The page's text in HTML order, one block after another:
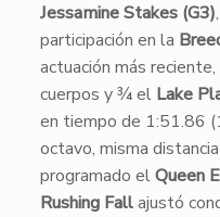
Jessamine Stakes (G3)
participación en la
actuación más reciente,
cuerpos y ¾ el Lake
en tiempo de 1:51.86
octavo, misma
programado elQueen
Rushing Fallajustó